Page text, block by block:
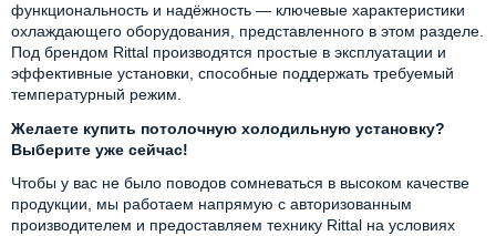
функциональность и надёжность — ключевые характеристики
охлаждающего оборудования, представленного в этом разделе.
Под брендом Rittal производятся простые в эксплуатации и
эффективные установки, способные поддержать требуемый
температурный режим.
Желаете купить потолочную холодильную установку?
Выберите уже сейчас!
Чтобы у вас не было поводов сомневаться в высоком качестве
продукции, мы работаем напрямую с авторизованным
производителем и предоставляем технику Rittal на условиях